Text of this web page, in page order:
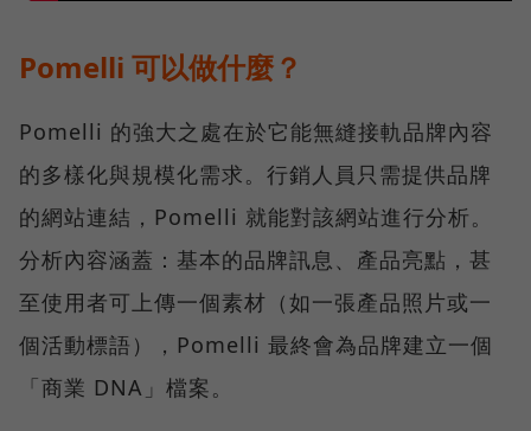
Pomelli 可以做什麼？
Pomelli 的強大之處在於它能無縫接軌品牌內容
的多樣化與規模化需求。行銷人員只需提供品牌
的網站連結，Pomelli 就能對該網站進行分析。
分析內容涵蓋：基本的品牌訊息、產品亮點，甚
至使用者可上傳一個素材（如一張產品照片或一
個活動標語），Pomelli 最終會為品牌建立一個
「商業 DNA」檔案。